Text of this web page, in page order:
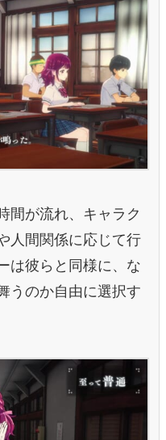
間が流れ、キャラク
人間関係に応じて行
は彼らと同様に、な
うのか自由に選択す